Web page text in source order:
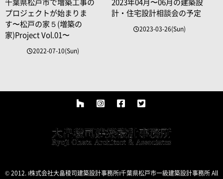
千葉県松戸市で増築工事の
プロジェクトが始まりま
す〜松戸の家５(増築の
家)Project Vol.01〜
2022-07-10(Sun)
2023年04月〜06月の建築設
計・住宅設計相談会の予定
2023-03-26(Sun)
© 2012. ‖株式会社大畠稜司建築設計事務所‖千葉県松戸市一級建築設計事務所 All